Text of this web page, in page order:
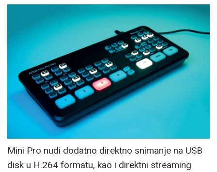
Mini Pro nudi dodatno direktno snimanje na USB
disk u H.264 formatu, kao i direktni streaming